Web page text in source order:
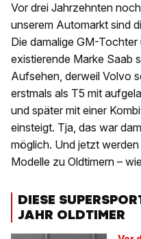
Vor drei Jahrzehnten
unserem Automarkt sind
Die damalige GM-
existierende Marke Saab
Aufsehen, derweil Volvo
erstmals als T5 mit
und später mit einer
einsteigt. Tja, das war
möglich. Und jetzt
Modelle zu Oldtimern –
DIESE
JAHR OLDTIMER